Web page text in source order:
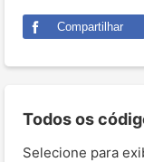
Compartilhar
Todos os
Selecione para